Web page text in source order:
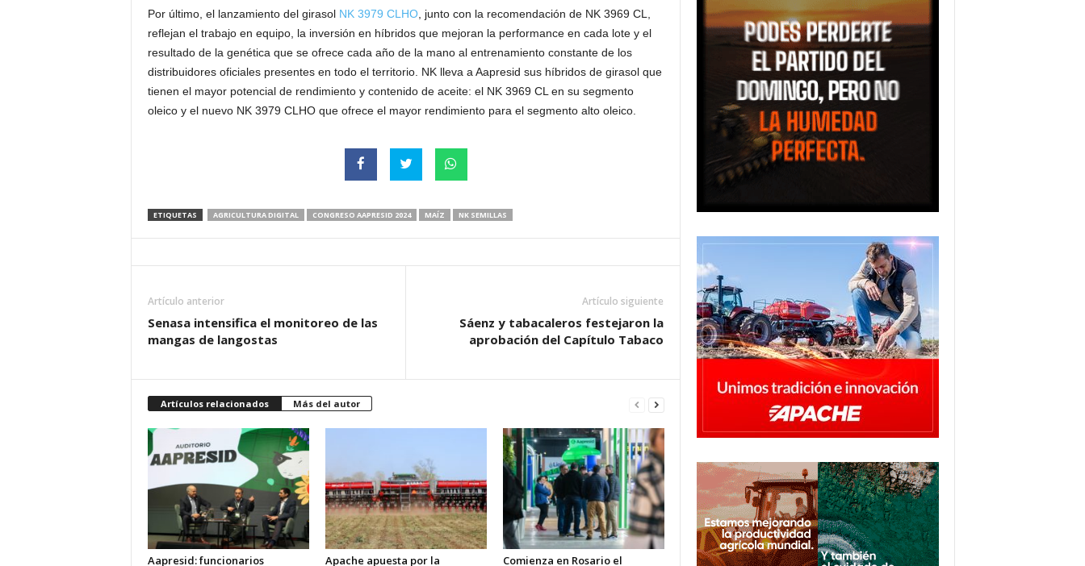
Por último, el lanzamiento del girasol NK 3979 CLHO, junto con la recomendación de NK 3969 CL,
reflejan el trabajo en equipo, la inversión en híbridos que mejoran la performance en cada lote y el
resultado de la genética que se ofrece cada año de la mano al entrenamiento constante de los
distribuidores oficiales presentes en todo el territorio. NK lleva a Aapresid sus híbridos de girasol que
tienen el mayor potencial de rendimiento y contenido de aceite: el NK 3969 CL en su segmento
oleico y el nuevo NK 3979 CLHO que ofrece el mayor rendimiento para el segmento alto oleico.
ETIQUETAS AGRICULTURA DIGITAL CONGRESO AAPRESID 2024 MAÍZ NK SEMILLAS
Artículo anterior
Senasa intensifica el monitoreo de las
mangas de langostas
Artículo siguiente
Sáenz y tabacaleros festejaron la
aprobación del Capítulo Tabaco
Artículos relacionados Más del autor
Aapresid: funcionarios Apache apuesta por la Comienza en Rosario el